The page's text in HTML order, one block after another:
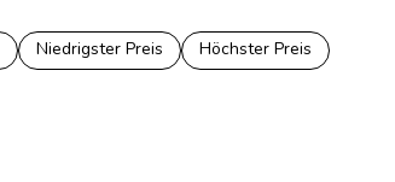
Niedrigster Preis
Höchster Preis